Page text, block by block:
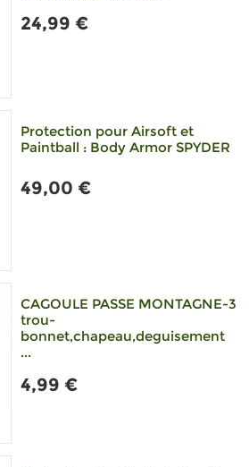
24,99 €
Protection pour Airsoft et
Paintball : Body Armor SPYDER
49,00 €
CAGOULE PASSE MONTAGNE-3
trou-
bonnet,chapeau,deguisement
...
4,99 €